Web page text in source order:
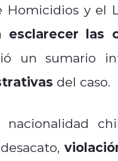
y el
esclarecer las
un sumario
del caso.